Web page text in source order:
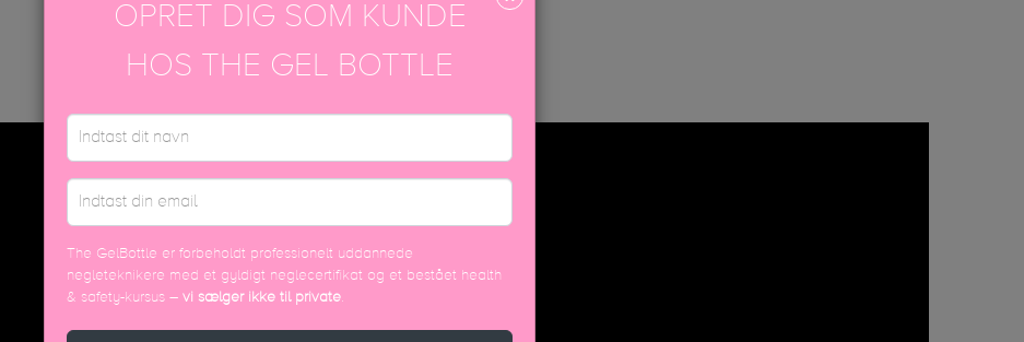
DISCOVER MORE
OPRET DIG SOM KUNDE
HOS THE GEL BOTTLE
The GelBottle er forbeholdt professionelt uddannede
negleteknikere med et gyldigt neglecertifikat og et bestået health
& safety-kursus – vi sælger ikke til private.